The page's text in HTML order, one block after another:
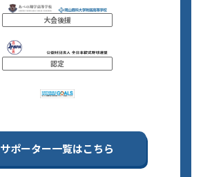
大会後援
認定
サポーター一覧はこちら